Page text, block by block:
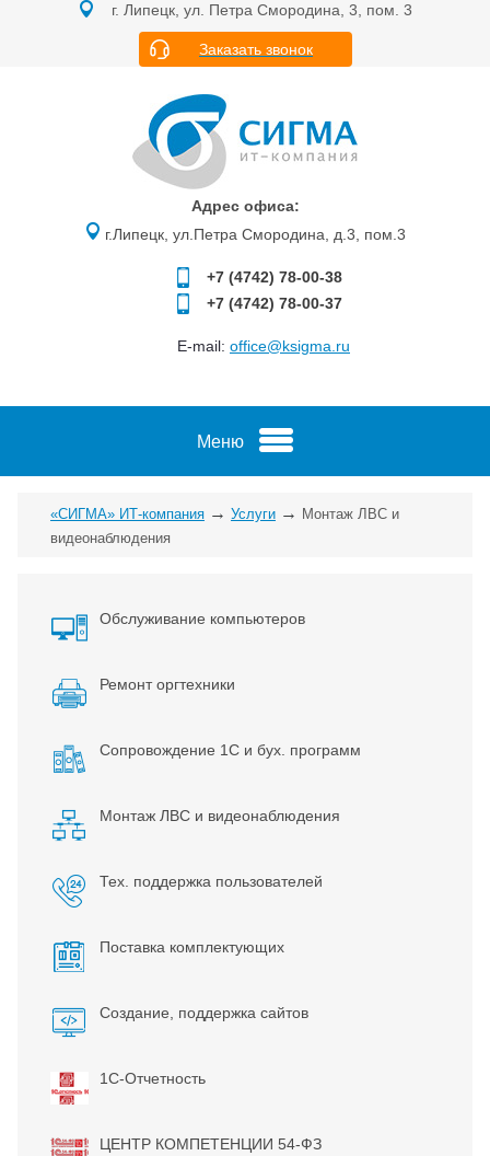
г. Липецк, ул. Петра Смородина, 3, пом. 3
Заказать звонок
Адрес офиса:
г.Липецк, ул.Петра Смородина, д.3, пом.3
+7 (4742) 78-00-38
+7 (4742) 78-00-37
E-mail: office@ksigma.ru
Меню
«СИГМА» ИТ-компания → Услуги → Монтаж ЛВС и
видеонаблюдения
Обслуживание компьютеров
Ремонт оргтехники
Сопровождение 1С и бух. программ
Монтаж ЛВС и видеонаблюдения
Тех. поддержка пользователей
Поставка комплектующих
Создание, поддержка сайтов
1С-Отчетность
ЦЕНТР КОМПЕТЕНЦИИ 54-ФЗ